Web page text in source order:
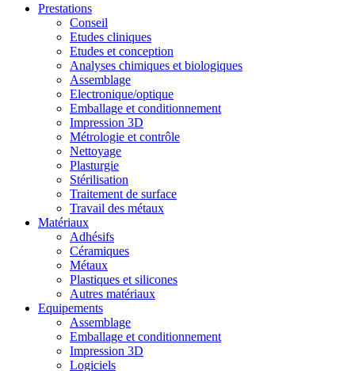
Prestations
Conseil
Etudes cliniques
Etudes et conception
Analyses chimiques et biologiques
Assemblage
Electronique/optique
Emballage et conditionnement
Impression 3D
Métrologie et contrôle
Nettoyage
Plasturgie
Stérilisation
Traitement de surface
Travail des métaux
Matériaux
Adhésifs
Céramiques
Métaux
Plastiques et silicones
Autres matériaux
Equipements
Assemblage
Emballage et conditionnement
Impression 3D
Logiciels